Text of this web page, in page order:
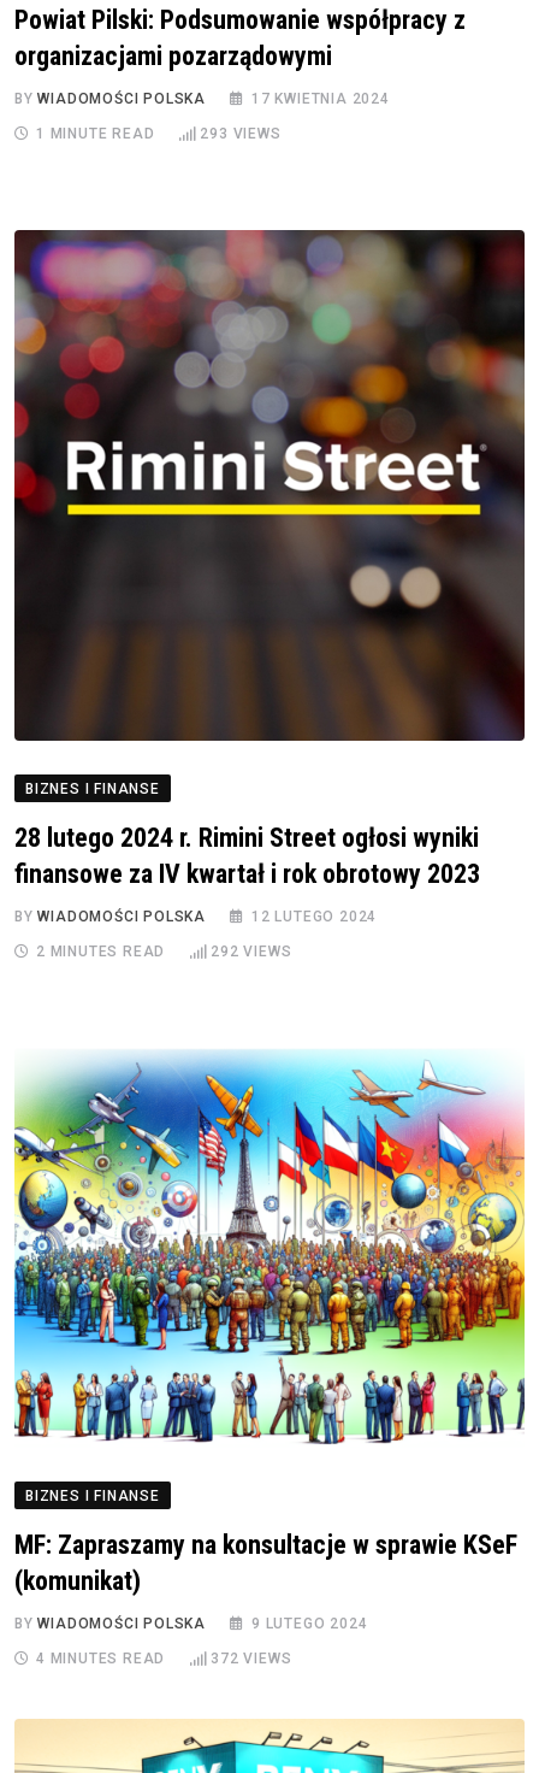
Powiat Pilski: Podsumowanie współpracy z
organizacjami pozarządowymi
BYWIADOMOŚCI POLSKA 17 KWIETNIA 2024
1 MINUTE READ 293 VIEWS
BIZNES I FINANSE
28 lutego 2024 r. Rimini Street ogłosi wyniki
finansowe za IV kwartał i rok obrotowy 2023
BYWIADOMOŚCI POLSKA 12 LUTEGO 2024
2 MINUTES READ 292 VIEWS
BIZNES I FINANSE
MF: Zapraszamy na konsultacje w sprawie KSeF
(komunikat)
BYWIADOMOŚCI POLSKA 9 LUTEGO 2024
4 MINUTES READ 372 VIEWS